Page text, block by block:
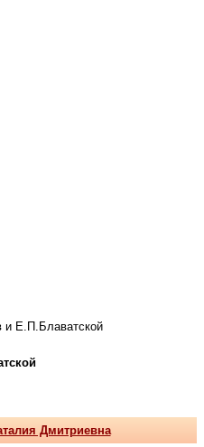
и Е.П.Блаватской
Дмитриевна